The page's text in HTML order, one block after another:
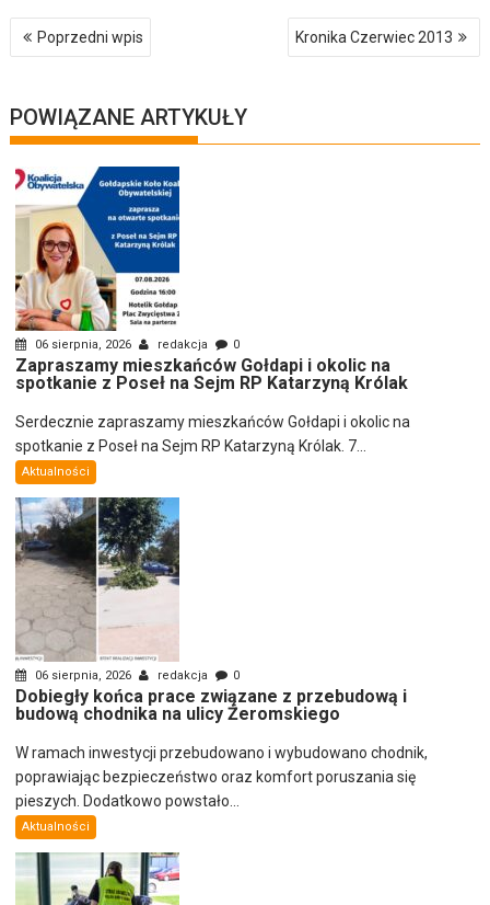
Nawigacja
wpisuPoprzedni wpis Kronika Czerwiec 2013
POWIĄZANE ARTYKUŁY
06 sierpnia, 2026 redakcja 0
Zapraszamy mieszkańców Gołdapi i okolic na
spotkanie z Poseł na Sejm RP Katarzyną Królak
Serdecznie zapraszamy mieszkańców Gołdapi i okolic na
spotkanie z Poseł na Sejm RP Katarzyną Królak. 7...
Aktualności
06 sierpnia, 2026 redakcja 0
Dobiegły końca prace związane z przebudową i
budową chodnika na ulicy Żeromskiego
W ramach inwestycji przebudowano i wybudowano chodnik,
poprawiając bezpieczeństwo oraz komfort poruszania się
pieszych. Dodatkowo powstało...
Aktualności